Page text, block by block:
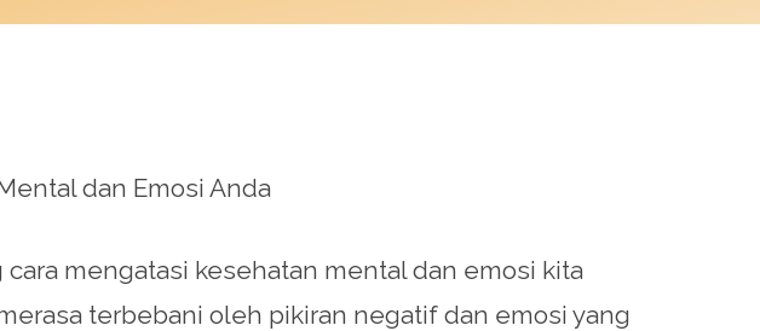
dan Emosi Anda
mengatasi kesehatan mental dan emosi kita
terbebani oleh pikiran negatif dan emosi yang